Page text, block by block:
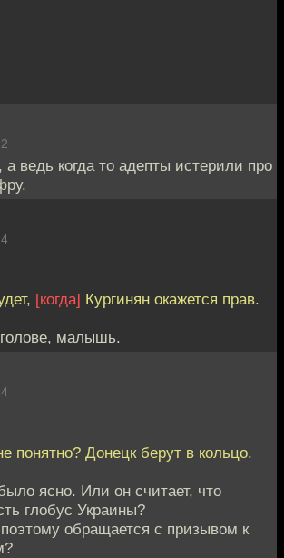
ведь когда то адепты истерили про
[когда] Кургинян окажется прав.
малышь.
понятно? Донецк берут в кольцо.
ясно. Или он считает, что
глобус Украины?
обращается с призывом к